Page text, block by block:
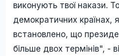
виконують твої накази.
демократичних країнах,
встановлено, що
більше двох термінів", -